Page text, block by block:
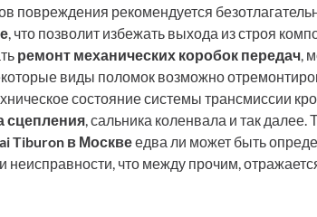
повреждения рекомендуется
, что позволит избежать выхода из строя
ремонт механических коробок передач,
виды поломок возможно
состояние системы трансмиссии
сцепления, сальника коленвала и так далее.
Tiburon в Москвеедва ли может быть
неисправности, что между прочим,